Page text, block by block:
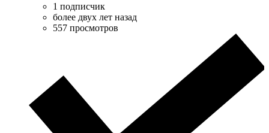
1 подписчик
более двух лет назад
557 просмотров